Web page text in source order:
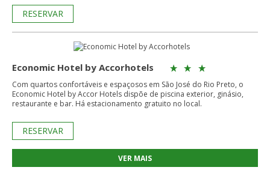
RESERVAR
Economic Hotel by Accorhotels
Com quartos confortáveis ​​e espaçosos em São José do Rio Preto, o
Economic Hotel by Accor Hotels dispõe de piscina exterior, ginásio,
restaurante e bar. Há estacionamento gratuito no local.
RESERVAR
VER MAIS